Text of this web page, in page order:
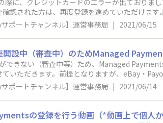
録をすすめてください。 もし、アカウントタ
てください。 eBayアカウント確認・変更方法
Info」か「Personal Information」から「
アカウント開設で問題がありManaged
電話番号の認証が通らない方・Management
れている方・すでに以前Payoneerのアカウン
アカウント登録が進まない方上記の理
me create one”）登録プロセスから新に
のアカウントを登録いただければ重複によるア
存じます。本人確認手続き後、電話番号は変更
に、クレジットカードのエラーが出ておりま
確認された方は、再度登録を進めていただけま
の中で引き続きエラーが出る可能性がござい
お願い致します。「Name」の変更が完了しま
上でLast Name とFirst Nameが逆に登録さ
名が入っている場合→英語表記に変更をお願い致
サポートチャンネル】運営事務局 | 2021/06/15
開設中（審査中）のためManaged
できない（審査中等）ため、Managed
ていただきます。前提となりますが、eBay・
録のプロセス上で行っていただく必要がござ
登録自体ができないわけではございま
いたします。■Payoneer口座開設(審査含め)
ざいません。Payoneer口座開設中であっても
サポートチャンネル】運営事務局 | 2021/06/14
の登録を行う動画（*動画上で個人